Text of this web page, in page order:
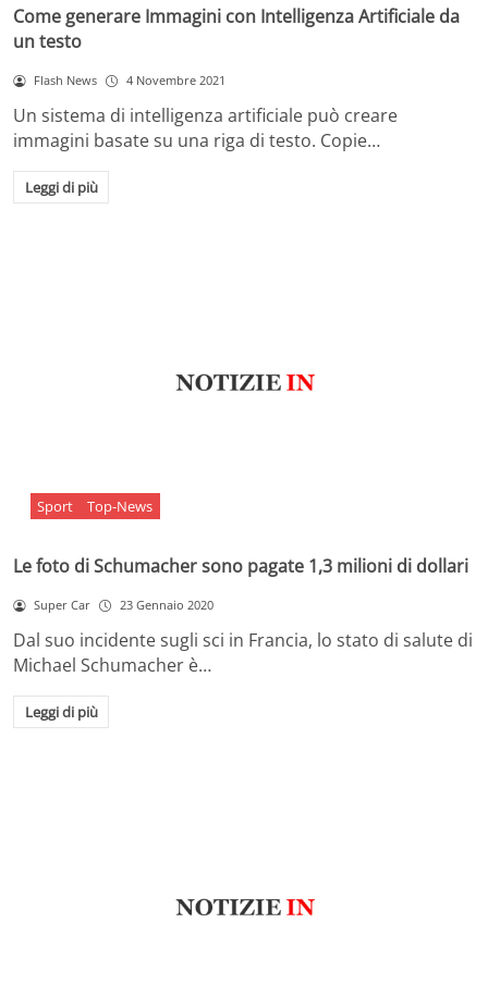
Come generare Immagini con Intelligenza Artificiale da
un testo
Flash News 4 Novembre 2021
Un sistema di intelligenza artificiale può creare
immagini basate su una riga di testo. Copie…
Leggi di più
Sport Top-News
Le foto di Schumacher sono pagate 1,3 milioni di dollari
Super Car 23 Gennaio 2020
Dal suo incidente sugli sci in Francia, lo stato di salute di
Michael Schumacher è…
Leggi di più